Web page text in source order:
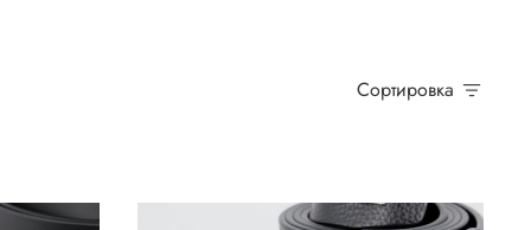
Сортировка